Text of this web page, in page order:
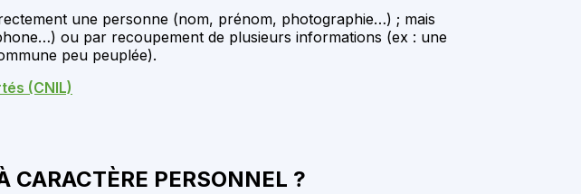
une personne (nom, prénom, photographie…) ; mais
ou par recoupement de plusieurs informations (ex : une
peu peuplée).
(CNIL)
CARACTÈRE PERSONNEL ?